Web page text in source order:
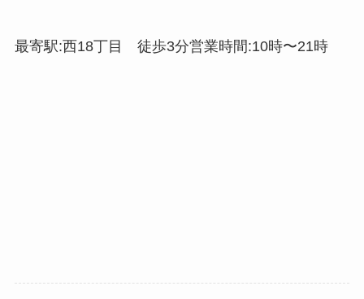
最寄駅:西18丁目 徒歩3分⁡営業時間:10時〜21時